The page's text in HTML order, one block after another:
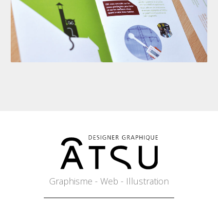
Graphisme - Web - Illustration